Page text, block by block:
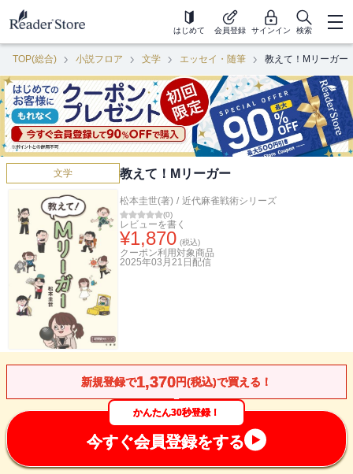
はじめて 会員登録 サインイン 検索
TOP(総合) 小説フロア 文学 エッセイ・随筆 教えて！Mリーガー
文学 教えて！Mリーガー
松本圭世(著) / 近代麻雀戦術シリーズ
(0)
レビューを書く
¥1,870 (税込)
クーポン利用対象商品
2025年03月21日 配信
新規登録で1,370円(税込)で買える！
かんたん30秒登録！
今すぐ会員登録をする